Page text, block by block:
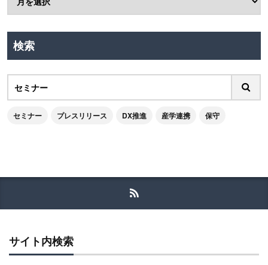
検索
セミナー プレスリリース DX推進 産学連携 保守
サイト内検索